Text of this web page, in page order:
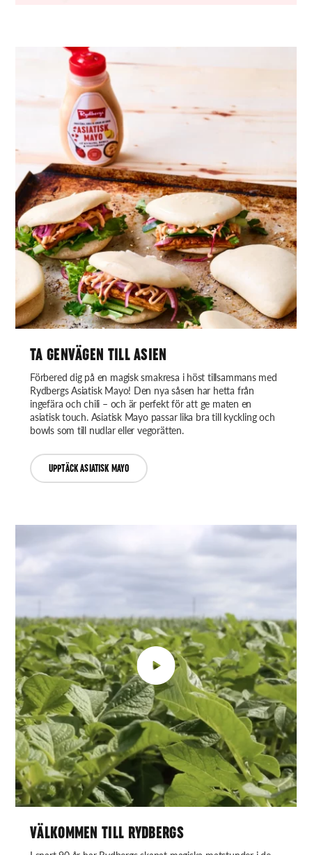
TA GENVÄGEN TILL ASIEN
Förbered dig på en magisk smakresa i höst tillsammans med
Rydbergs Asiatisk Mayo! Den nya såsen har hetta från
ingefära och chili – och är perfekt för att ge maten en
asiatisk touch. Asiatisk Mayo passar lika bra till kyckling och
bowls som till nudlar eller vegorätten.
UPPTÄCK ASIATISK MAYO
VÄLKOMMEN TILL RYDBERGS